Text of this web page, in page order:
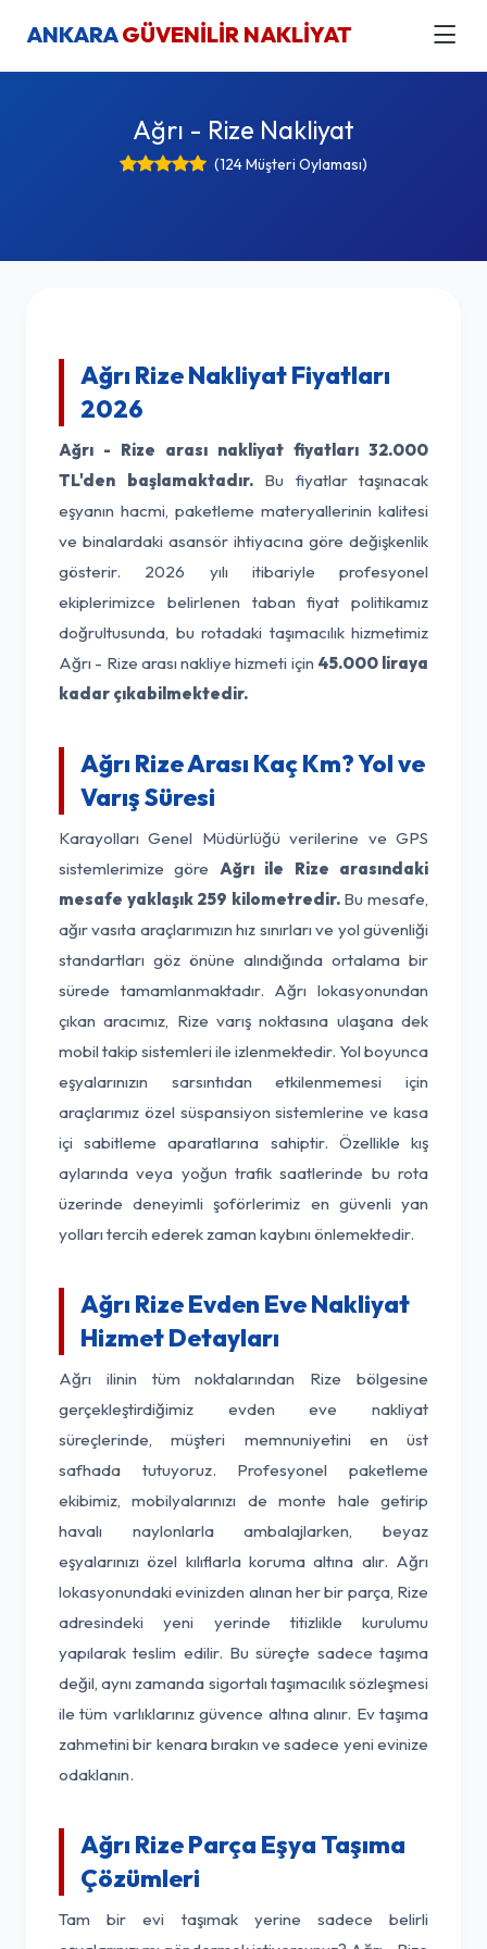
ANKARAGÜVENİLİR NAKLİYAT
Ağrı - Rize Nakliyat
(124 Müşteri Oylaması)
Ağrı Rize Nakliyat Fiyatları
2026
Ağrı - Rize arası nakliyat fiyatları 32.000
TL'den başlamaktadır.Bu fiyatlar taşınacak
eşyanın hacmi, paketleme materyallerinin kalitesi
ve binalardaki asansör ihtiyacına göre değişkenlik
gösterir. 2026 yılı itibariyle profesyonel
ekiplerimizce belirlenen taban fiyat politikamız
doğrultusunda, bu rotadaki taşımacılık hizmetimiz
Ağrı - Rize arası nakliye hizmeti için 45.000 liraya
kadar çıkabilmektedir.
Ağrı Rize Arası Kaç Km? Yol ve
Varış Süresi
Karayolları Genel Müdürlüğü verilerine ve GPS
sistemlerimize göre Ağrı ile Rize arasındaki
mesafe yaklaşık 259 kilometredir.Bu mesafe,
ağır vasıta araçlarımızın hız sınırları ve yol güvenliği
standartları göz önüne alındığında ortalama bir
sürede tamamlanmaktadır. Ağrı lokasyonundan
çıkan aracımız, Rize varış noktasına ulaşana dek
mobil takip sistemleri ile izlenmektedir. Yol boyunca
eşyalarınızın sarsıntıdan etkilenmemesi için
araçlarımız özel süspansiyon sistemlerine ve kasa
içi sabitleme aparatlarına sahiptir. Özellikle kış
aylarında veya yoğun trafik saatlerinde bu rota
üzerinde deneyimli şoförlerimiz en güvenli yan
yolları tercih ederek zaman kaybını önlemektedir.
Ağrı Rize Evden Eve Nakliyat
Hizmet Detayları
Ağrı ilinin tüm noktalarından Rize bölgesine
gerçekleştirdiğimiz evden eve nakliyat
süreçlerinde, müşteri memnuniyetini en üst
safhada tutuyoruz. Profesyonel paketleme
ekibimiz, mobilyalarınızı de monte hale getirip
havalı naylonlarla ambalajlarken, beyaz
eşyalarınızı özel kılıflarla koruma altına alır. Ağrı
lokasyonundaki evinizden alınan her bir parça, Rize
adresindeki yeni yerinde titizlikle kurulumu
yapılarak teslim edilir. Bu süreçte sadece taşıma
değil, aynı zamanda sigortalı taşımacılık sözleşmesi
ile tüm varlıklarınız güvence altına alınır. Ev taşıma
zahmetini bir kenara bırakın ve sadece yeni evinize
odaklanın.
Ağrı Rize Parça Eşya Taşıma
Çözümleri
Tam bir evi taşımak yerine sadece belirli